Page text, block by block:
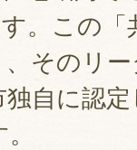
。この「
そのリ
自に認